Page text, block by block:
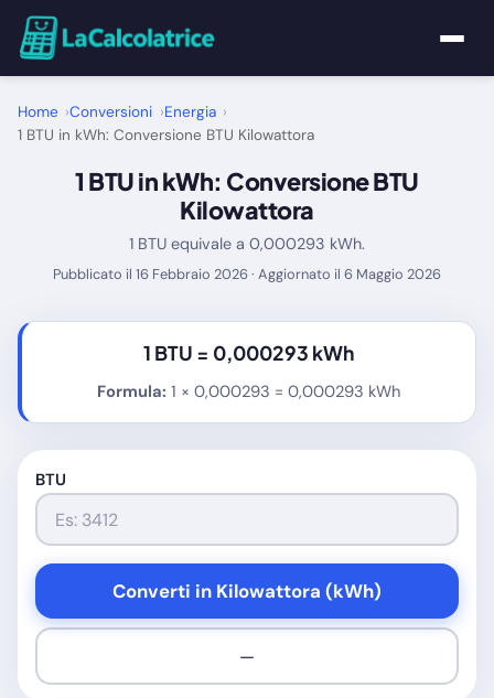
Home
Calcolatrici
Utility
Home Conversioni
Energia
1 BTU in kWh: Conversione BTU Kilowattora
1 BTU in kWh: Conversione BTU
Kilowattora
1 BTU equivale a 0,000293 kWh.
Pubblicato il 16 Febbraio 2026 · Aggiornato il 6 Maggio 2026
1 BTU = 0,000293 kWh
Formula: 1 × 0,000293 = 0,000293 kWh
BTU
Converti in Kilowattora (kWh)
—